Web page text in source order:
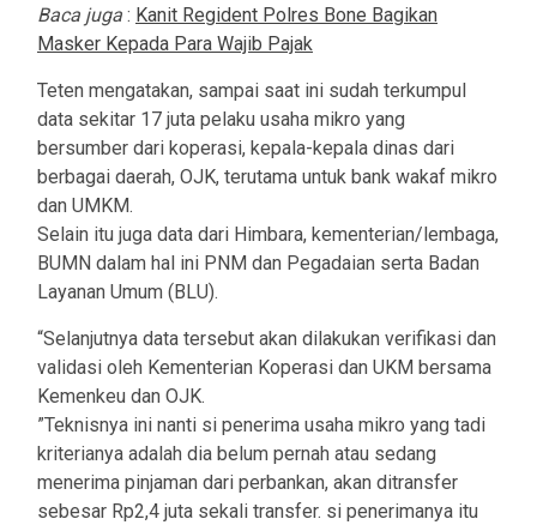
Baca juga : Kanit Regident Polres Bone Bagikan
Masker Kepada Para Wajib Pajak
Teten mengatakan, sampai saat ini sudah terkumpul
data sekitar 17 juta pelaku usaha mikro yang
bersumber dari koperasi, kepala-kepala dinas dari
berbagai daerah, OJK, terutama untuk bank wakaf mikro
dan UMKM.
Selain itu juga data dari Himbara, kementerian/lembaga,
BUMN dalam hal ini PNM dan Pegadaian serta Badan
Layanan Umum (BLU).
“Selanjutnya data tersebut akan dilakukan verifikasi dan
validasi oleh Kementerian Koperasi dan UKM bersama
Kemenkeu dan OJK.
”Teknisnya ini nanti si penerima usaha mikro yang tadi
kriterianya adalah dia belum pernah atau sedang
menerima pinjaman dari perbankan, akan ditransfer
sebesar Rp2,4 juta sekali transfer. si penerimanya itu